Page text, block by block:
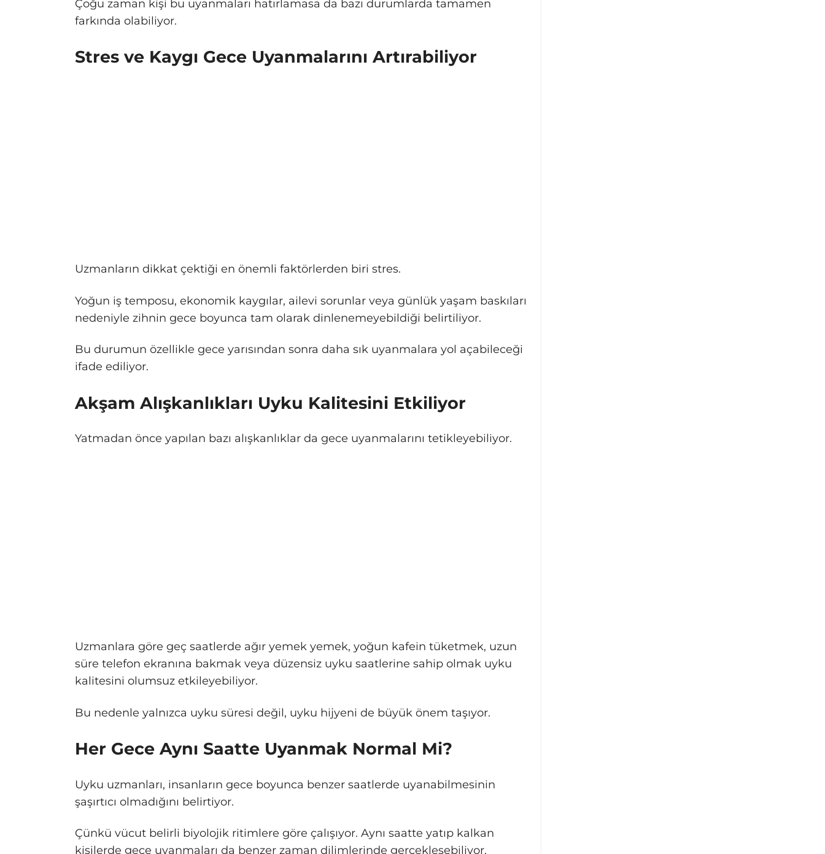
Çoğu zaman kişi bu uyanmaları hatırlamasa da bazı durumlarda tamamen
farkında olabiliyor.
Stres ve Kaygı Gece Uyanmalarını Artırabiliyor
Uzmanların dikkat çektiği en önemli faktörlerden biri stres.
Yoğun iş temposu, ekonomik kaygılar, ailevi sorunlar veya günlük yaşam baskıları
nedeniyle zihnin gece boyunca tam olarak dinlenemeyebildiği belirtiliyor.
Bu durumun özellikle gece yarısından sonra daha sık uyanmalara yol açabileceği
ifade ediliyor.
Akşam Alışkanlıkları Uyku Kalitesini Etkiliyor
Yatmadan önce yapılan bazı alışkanlıklar da gece uyanmalarını tetikleyebiliyor.
Uzmanlara göre geç saatlerde ağır yemek yemek, yoğun kafein tüketmek, uzun
süre telefon ekranına bakmak veya düzensiz uyku saatlerine sahip olmak uyku
kalitesini olumsuz etkileyebiliyor.
Bu nedenle yalnızca uyku süresi değil, uyku hijyeni de büyük önem taşıyor.
Her Gece Aynı Saatte Uyanmak Normal Mi?
Uyku uzmanları, insanların gece boyunca benzer saatlerde uyanabilmesinin
şaşırtıcı olmadığını belirtiyor.
Çünkü vücut belirli biyolojik ritimlere göre çalışıyor. Aynı saatte yatıp kalkan
kişilerde gece uyanmaları da benzer zaman dilimlerinde gerçekleşebiliyor.